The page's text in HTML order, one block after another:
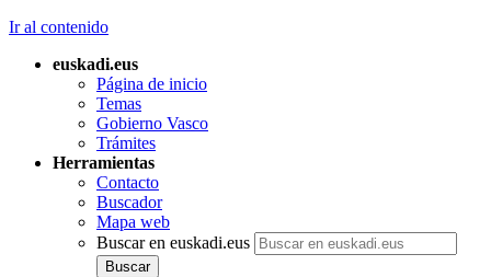
Ir al contenido
euskadi.eus
Página de inicio
Temas
Gobierno Vasco
Trámites
Herramientas
Contacto
Buscador
Mapa web
Buscar en euskadi.eus